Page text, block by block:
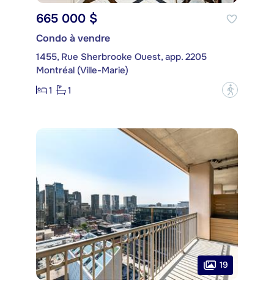
665 000 $
Condo à vendre
1455, Rue Sherbrooke Ouest, app. 2205
Montréal (Ville-Marie)
1
1 ?
19